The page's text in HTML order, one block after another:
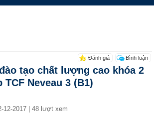
tạo chất lượng cao khóa 2
TCF Neveau 3 (B1)
12-2017 | 48 lượt xem
Đánh giá Bình luận